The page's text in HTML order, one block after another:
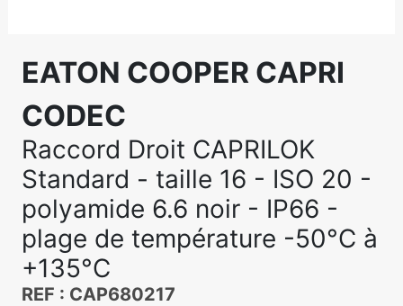
EATON COOPER CAPRI
CODEC
Raccord Droit CAPRILOK
Standard - taille 16 - ISO 20 -
polyamide 6.6 noir - IP66 -
plage de température -50°C à
+135°C
REF : CAP680217